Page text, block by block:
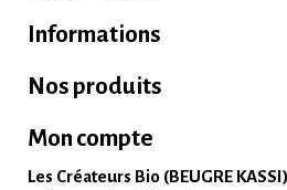
Informations
Nos produits
Mon compte
Les Créateurs Bio (BEUGRE KASSI)